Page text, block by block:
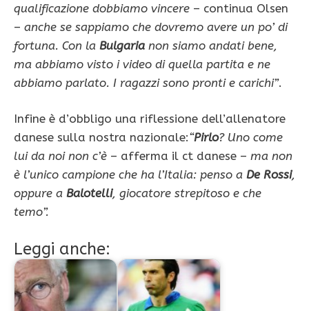
qualificazione dobbiamo vincere – continua Olsen
– anche se sappiamo che dovremo avere un po’ di
fortuna. Con la Bulgaria non siamo andati bene,
ma abbiamo visto i video di quella partita e ne
abbiamo parlato. I ragazzi sono pronti e carichi”.
Infine è d’obbligo una riflessione dell’allenatore
danese sulla nostra nazionale:“Pirlo? Uno come
lui da noi non c’è – afferma il ct danese – ma non
è l’unico campione che ha l’Italia: penso a De Rossi,
oppure a Balotelli, giocatore strepitoso e che
temo”.
Leggi anche: